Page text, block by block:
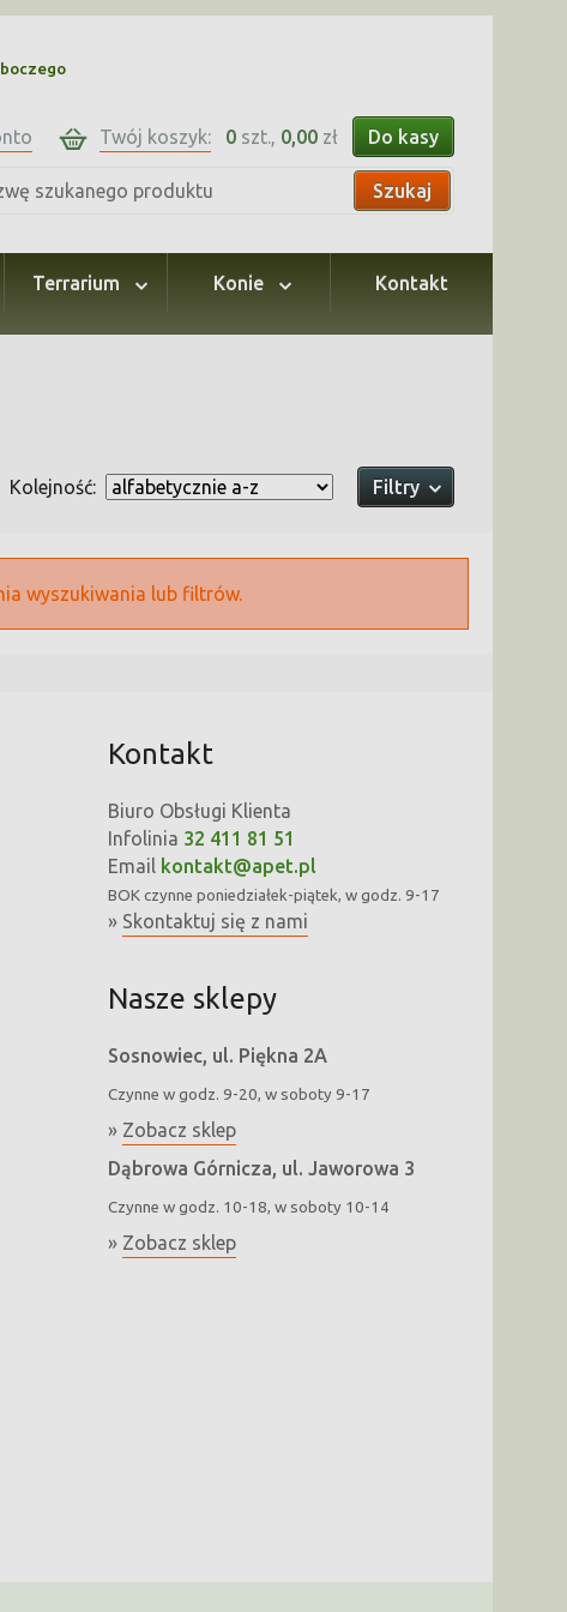
Twój koszyk: 0 szt., 0,00 zł Do kasy
Szukaj
Terrarium Konie Kontakt
Kolejność: Filtry
wyszukiwania lub filtrów.
Kontakt
Biuro Obsługi Klienta
Infolinia 32 411 81 51
Email kontakt@apet.pl
BOKczynne poniedziałek-piątek, w godz. 9-17
» Skontaktuj się z nami
Nasze sklepy
Sosnowiec, ul. Piękna 2A
Czynne w godz. 9-20, w soboty 9-17
» Zobacz sklep
Dąbrowa Górnicza, ul. Jaworowa 3
Czynne w godz. 10-18, w soboty 10-14
» Zobacz sklep